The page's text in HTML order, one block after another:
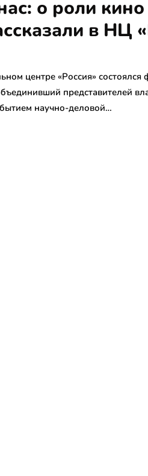
о роли
в НЦ
центре «Россия»
представителей
научно-деловой…